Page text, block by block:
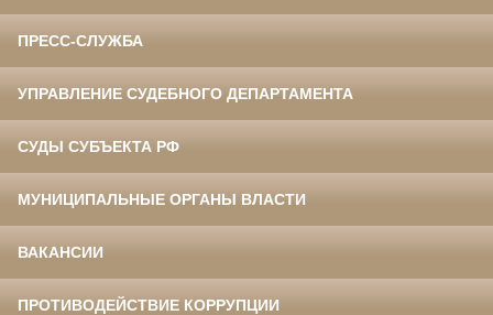
ПРЕСС-СЛУЖБА
УПРАВЛЕНИЕ СУДЕБНОГО ДЕПАРТАМЕНТА
СУДЫ СУБЪЕКТА РФ
МУНИЦИПАЛЬНЫЕ ОРГАНЫ ВЛАСТИ
ВАКАНСИИ
ПРОТИВОДЕЙСТВИЕ КОРРУПЦИИ